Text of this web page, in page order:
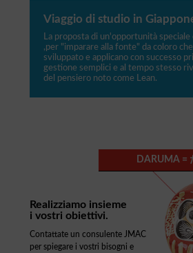
Viaggio di studio in
La proposta di un'opportunità speciale
,per "imparare alla fonte" da coloro
sviluppato e applicano con successo
gestione semplici e al tempo stesso
del pensiero noto come Lean.
DARUMA =
Realizziamo insieme
i vostri obiettivi.
Contattate un consulente JMAC
per spiegare i vostri bisogni e